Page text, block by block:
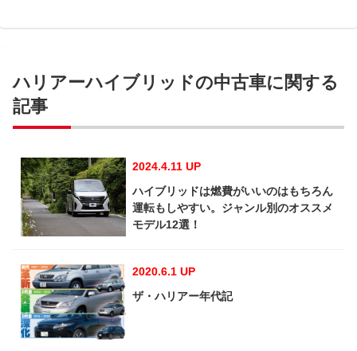
ハリアーハイブリッドの中古車に関する
記事
2024.4.11 UP
ハイブリッドは燃費がいいのはもちろん
運転もしやすい。ジャンル別のオススメ
モデル12選！
2020.6.1 UP
ザ・ハリアー年代記